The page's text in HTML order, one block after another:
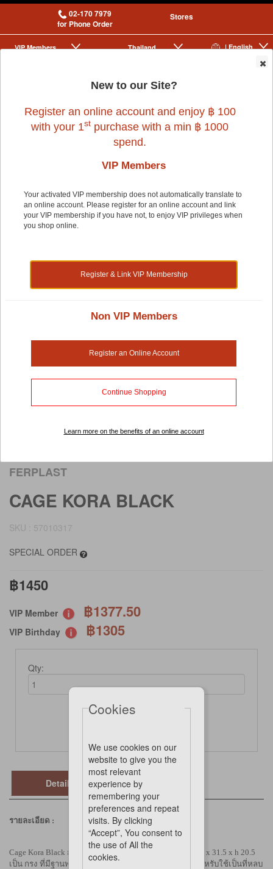
02-170 7979
for Phone Order
Stores
| English
Thailand
VIP Membership
|
FERPLAST
CAGE KORA BLACK
SKU : 57010317
SPECIAL ORDER
฿1450
VIP Member ฿1377.50
VIP Birthday ฿1305
Qty:
Details
รายละเอียด :
Cage Kora Black กรง สำหรับสัตว์เลี้ยงขนาดเล็ก ขนาด
58 x 31.5 x h 20.5
เป็น กรง ที่มีฐานพลาสติก มีประตูสำหรับเปิด-ปิด เหมาะสำหรับใช้เป็นที่หลบ
Cookies
We use cookies on our
website to give you the
most relevant
experience by
remembering your
preferences and repeat
visits. By clicking
“Accept”, You consent to
the use of All the
cookies.
New to our Site?
Register an online account and enjoy ฿ 100
with your 1st purchase with a min ฿ 1000
spend.
VIP Members
Your activated VIP membership does not automatically translate to
an online account. Please register for an online account and link
your VIP membership if you have not, to enjoy VIP privileges when
you shop online.
Register & Link VIP Membership
Non VIP Members
Register an Online Account
Continue Shopping
Learn more on the benefits of an online account